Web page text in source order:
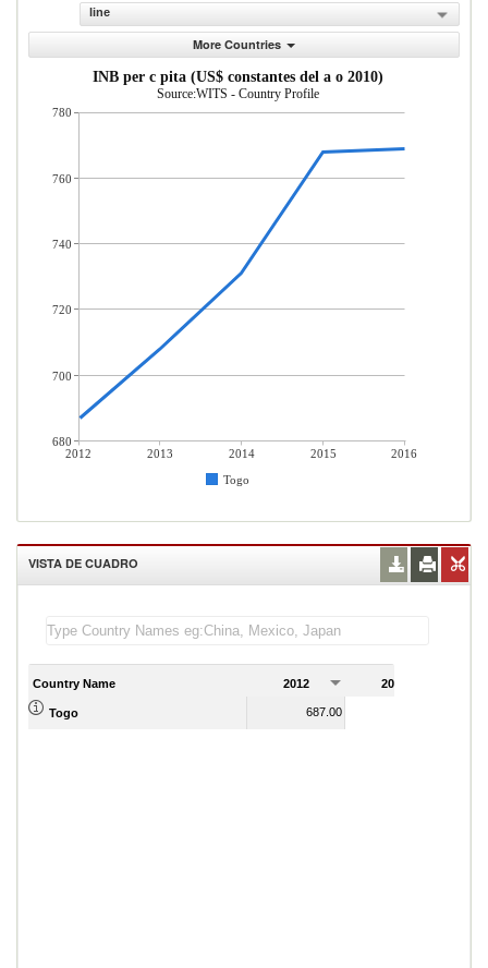
line
More Countries
INB per c pita (US$ constantes del a o 2010)
Source:WITS - Country Profile
2012 2013 2014 2015
2016
Togo
780
760
740
720
700
680
VISTA DE CUADRO
Country Name 2012 2013
Togo 687.00